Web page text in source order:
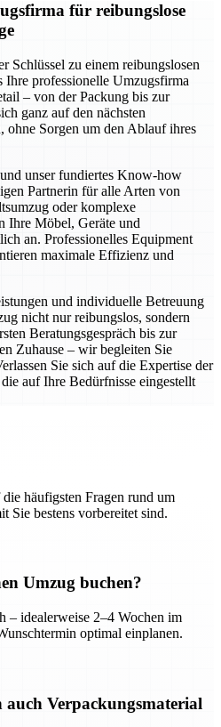
für reibungslose
Schlüssel zu einem reibungslosen
Ihre professionelle Umzugsfirma
– von der Packung bis zur
ganz auf den nächsten
ohne Sorgen um den Ablauf ihres
unser fundiertes Know-how
Partnerin für alle Arten von
oder komplexe
Ihre Möbel, Geräte und
an. Professionelles Equipment
maximale Effizienz und
und individuelle Betreuung
nicht nur reibungslos, sondern
Beratungsgespräch bis zur
Zuhause – wir begleiten Sie
Sie sich auf die Expertise der
auf Ihre Bedürfnisse eingestellt
häufigsten Fragen rund um
Sie bestens vorbereitet sind.
Umzug buchen?
– idealerweise 2–4 Wochen im
optimal einplanen.
Verpackungsmaterial